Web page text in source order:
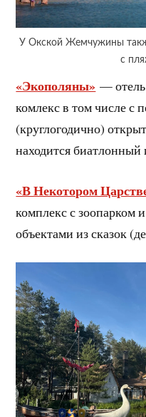
У Окской Жемчужины
с
«Экополяны» —
комлекс в том числе с
(круглогодично)
находится биатлонный
«В Некотором
комплекс с зоопарком
объектами из сказок